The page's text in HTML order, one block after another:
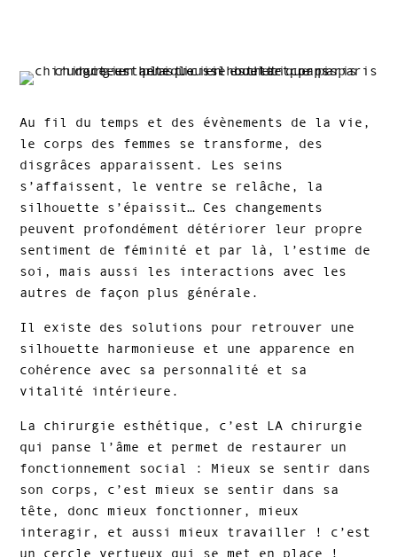
Au fil du temps et des évènements de la vie,
le corps des femmes se transforme, des
disgrâces apparaissent. Les seins
s’affaissent, le ventre se relâche, la
silhouette s’épaissit… Ces changements
peuvent profondément détériorer leur propre
sentiment de féminité et par là, l’estime de
soi, mais aussi les interactions avec les
autres de façon plus générale.
Il existe des solutions pour retrouver une
silhouette harmonieuse et une apparence en
cohérence avec sa personnalité et sa
vitalité intérieure.
La chirurgie esthétique, c’est LA chirurgie
qui panse l’âme et permet de restaurer un
fonctionnement social : Mieux se sentir dans
son corps, c’est mieux se sentir dans sa
tête, donc mieux fonctionner, mieux
interagir, et aussi mieux travailler ! c’est
un cercle vertueux qui se met en place !